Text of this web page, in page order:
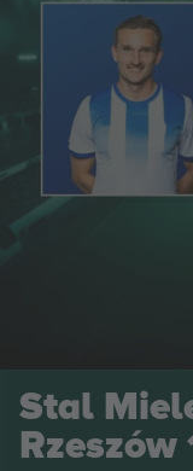
Stal
Rzeszów